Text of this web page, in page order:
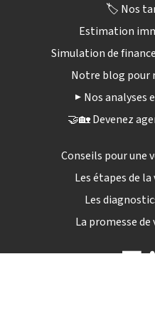
🏷️ Nos
Estimation
Simulation de
Notre blog pour
▶️ Nos analyses
🤝🏡 Devenez
Conseils pour une
Les étapes de
Les
La promesse